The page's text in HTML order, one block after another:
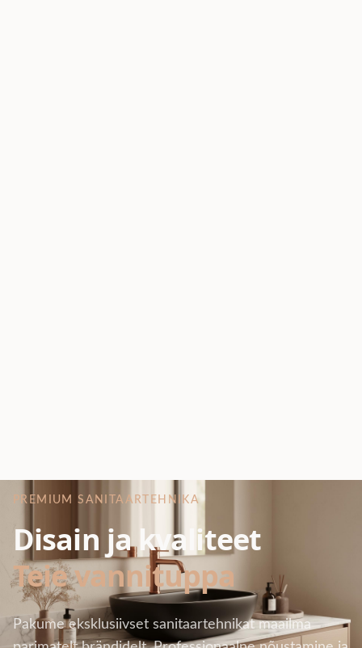
PREMIUM SANITAARTEHNIKA
Disain ja kvaliteet
Teie vannituppa
Pakume eksklusiivset sanitaartehnikat maailma